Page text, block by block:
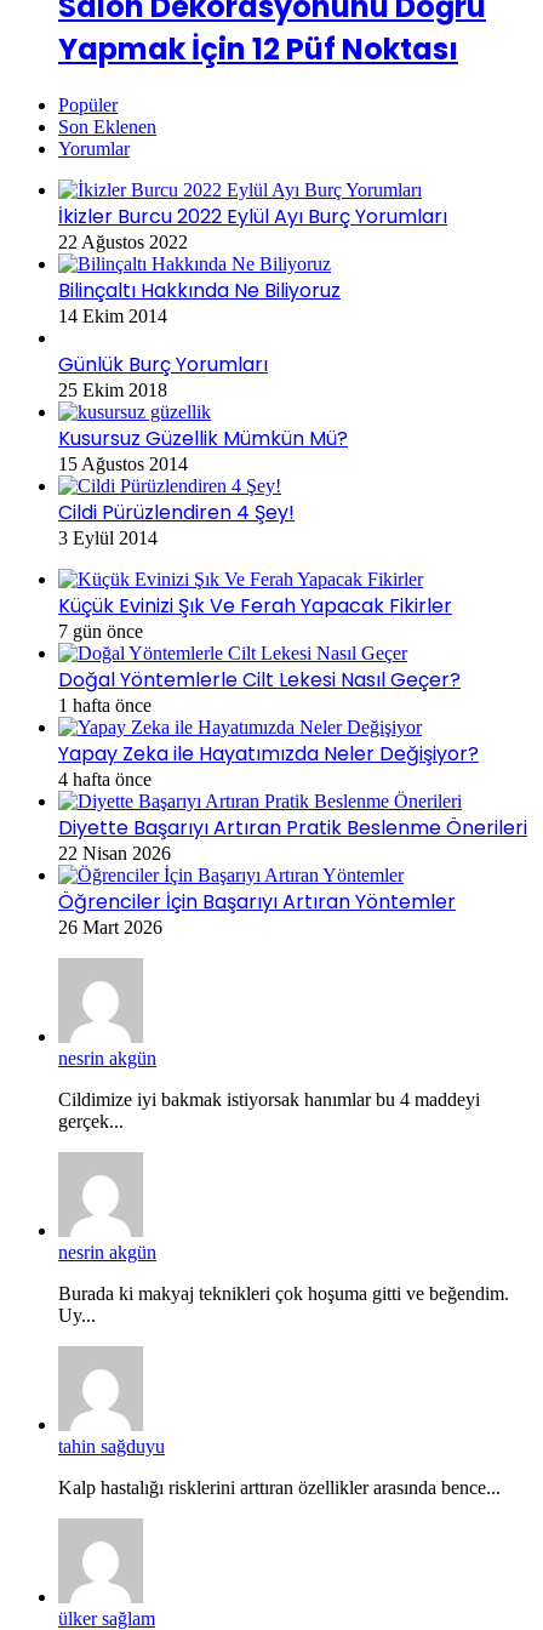
Yapmak İçin 12 Püf Noktası
Popüler
Son Eklenen
Yorumlar
İkizler Burcu 2022 Eylül Ayı Burç Yorumları
22 Ağustos 2022
Bilinçaltı Hakkında Ne Biliyoruz
14 Ekim 2014
Günlük Burç Yorumları
25 Ekim 2018
Kusursuz Güzellik Mümkün Mü?
15 Ağustos 2014
Cildi Pürüzlendiren 4 Şey!
3 Eylül 2014
Küçük Evinizi Şık Ve Ferah Yapacak Fikirler
7 gün önce
Doğal Yöntemlerle Cilt Lekesi Nasıl Geçer?
1 hafta önce
Yapay Zeka ile Hayatımızda Neler Değişiyor?
4 hafta önce
Diyette Başarıyı Artıran Pratik Beslenme Önerileri
22 Nisan 2026
Öğrenciler İçin Başarıyı Artıran Yöntemler
26 Mart 2026
nesrin akgün
Cildimize iyi bakmak istiyorsak hanımlar bu 4 maddeyi
gerçek...
nesrin akgün
Burada ki makyaj teknikleri çok hoşuma gitti ve beğendim.
Uy...
tahin sağduyu
Kalp hastalığı risklerini arttıran özellikler arasında bence...
ülker sağlam